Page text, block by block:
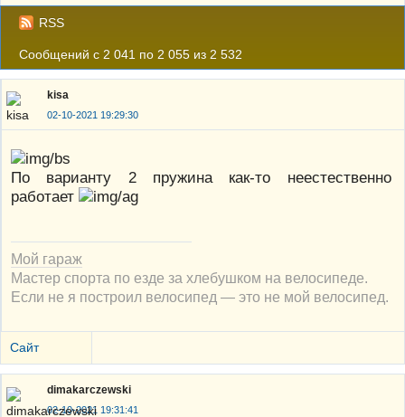
RSS
Сообщений с 2 041 по 2 055 из 2 532
kisa
02-10-2021 19:29:30
По варианту 2 пружина как-то неестественно
работает
Мой гараж
Мастер спорта по езде за хлебушком на велосипеде.
Если не я построил велосипед — это не мой велосипед.
Сайт
dimakarczewski
02-10-2021 19:31:41